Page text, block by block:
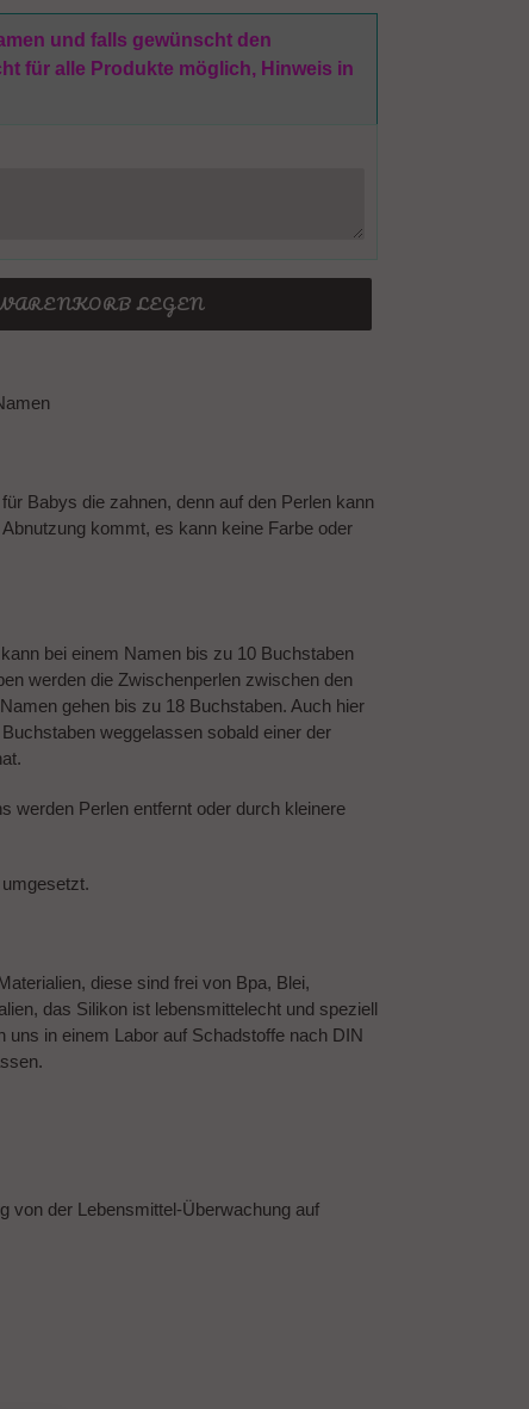
und falls gewünscht den
für alle Produkte möglich, Hinweis in
LEGEN
Babys die zahnen, denn auf den Perlen kann
kommt, es kann keine Farbe oder
bei einem Namen bis zu 10 Buchstaben
werden die Zwischenperlen zwischen den
gehen bis zu 18 Buchstaben. Auch hier
weggelassen sobald einer der
werden Perlen entfernt oder durch kleinere
diese sind frei von Bpa, Blei,
das Silikon ist lebensmittelecht und speziell
uns in einem Labor auf Schadstoffe nach DIN
von der Lebensmittel-Überwachung auf